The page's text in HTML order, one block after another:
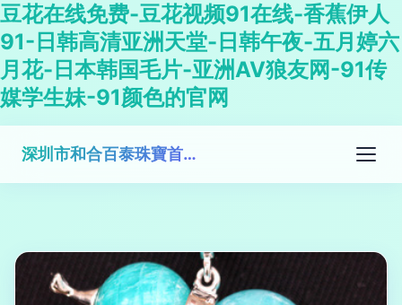
豆花在线免费-豆花视频91在线-香蕉伊人
91-日韩高清亚洲天堂-日韩午夜-五月婷六
月花-日本韩国毛片-亚洲AV狼友网-91传
媒学生妹-91颜色的官网
深圳市和合百泰珠寶首飾有限公司